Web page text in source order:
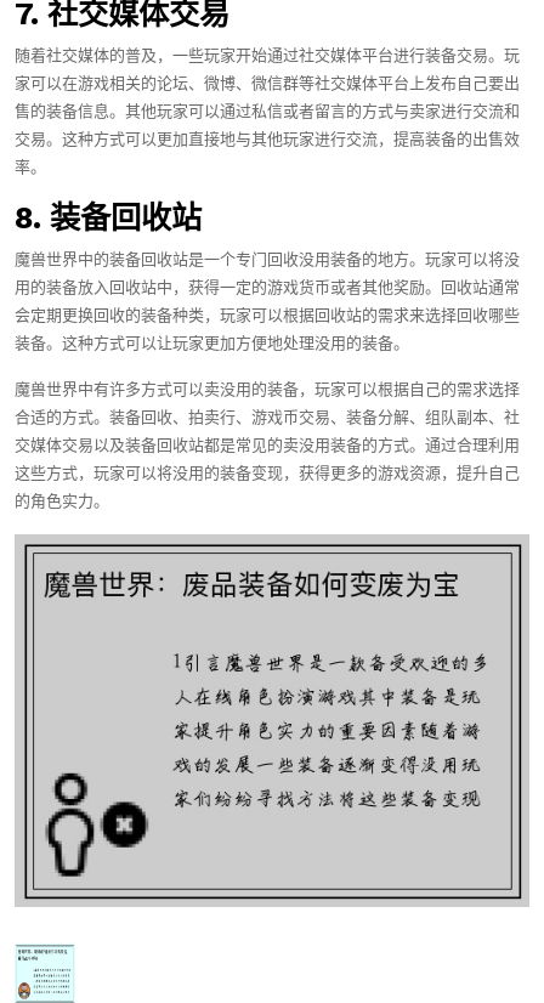
7. 社交媒体交易
随着社交媒体的普及，一些玩家开始通过社交媒体平台进行装备交易。玩
家可以在游戏相关的论坛、微博、微信群等社交媒体平台上发布自己要出
售的装备信息。其他玩家可以通过私信或者留言的方式与卖家进行交流和
交易。这种方式可以更加直接地与其他玩家进行交流，提高装备的出售效
率。
8. 装备回收站
魔兽世界中的装备回收站是一个专门回收没用装备的地方。玩家可以将没
用的装备放入回收站中，获得一定的游戏货币或者其他奖励。回收站通常
会定期更换回收的装备种类，玩家可以根据回收站的需求来选择回收哪些
装备。这种方式可以让玩家更加方便地处理没用的装备。
魔兽世界中有许多方式可以卖没用的装备，玩家可以根据自己的需求选择
合适的方式。装备回收、拍卖行、游戏币交易、装备分解、组队副本、社
交媒体交易以及装备回收站都是常见的卖没用装备的方式。通过合理利用
这些方式，玩家可以将没用的装备变现，获得更多的游戏资源，提升自己
的角色实力。